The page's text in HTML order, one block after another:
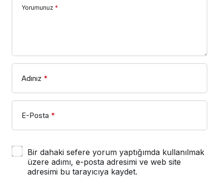
Yorumunuz *
Adınız *
E-Posta *
Bir dahaki sefere yorum yaptığımda kullanılmak
üzere adımı, e-posta adresimi ve web site
adresimi bu tarayıcıya kaydet.